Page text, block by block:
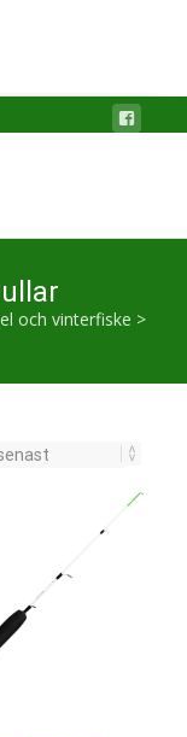
och vinterfiske >